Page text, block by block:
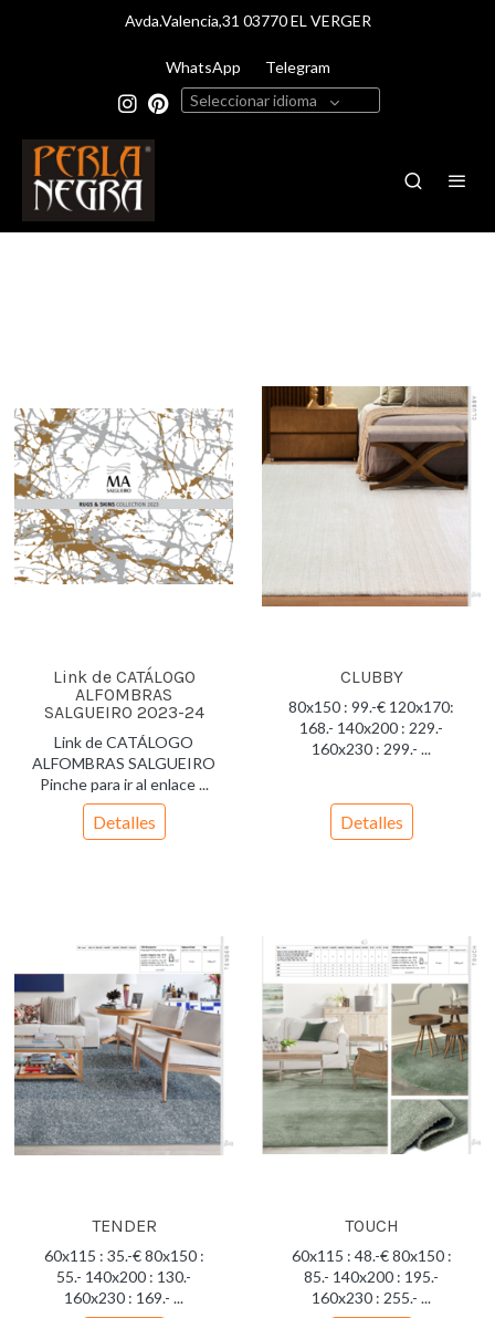
Avda.Valencia,31 03770 EL VERGER
WhatsApp
Telegram
Seleccionar idioma
Link de CATÁLOGO
ALFOMBRAS
SALGUEIRO 2023-24
Link de CATÁLOGO
ALFOMBRAS SALGUEIRO
Pinche para ir al enlace ...
Detalles
CLUBBY
80x150 : 99.-€ 120x170:
168.- 140x200 : 229.-
160x230 : 299.- ...
Detalles
TENDER
60x115 : 35.-€ 80x150 :
55.- 140x200 : 130.-
160x230 : 169.- ...
TOUCH
60x115 : 48.-€ 80x150 :
85.- 140x200 : 195.-
160x230 : 255.- ...